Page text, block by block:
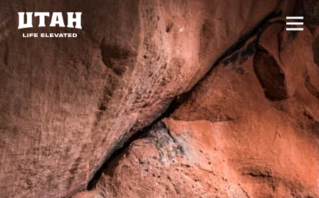
Skip to content
切换